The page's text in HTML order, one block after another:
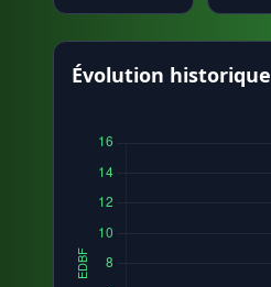
Évolution historique